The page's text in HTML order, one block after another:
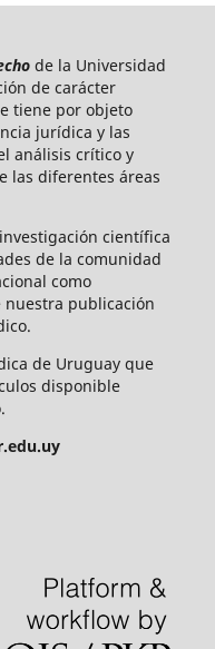
de la Universidad
de carácter
tiene por objeto
jurídica y las
análisis crítico y
las diferentes áreas
científica
de la comunidad
como
nuestra publicación
de Uruguay que
disponible